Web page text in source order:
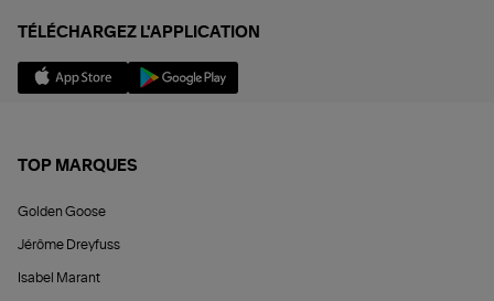
TÉLÉCHARGEZ L'APPLICATION
TOP MARQUES
Golden Goose
Jérôme Dreyfuss
Isabel Marant